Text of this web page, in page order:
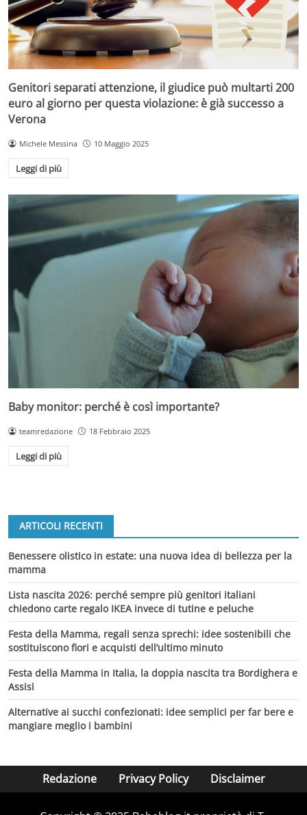
Genitori separati attenzione, il giudice può multarti 200
euro al giorno per questa violazione: è già successo a
Verona
Michele Messina 10 Maggio 2025
Leggi di più
Baby monitor: perché è così importante?
teamredazione 18 Febbraio 2025
Leggi di più
ARTICOLI RECENTI
Benessere olistico in estate: una nuova idea di bellezza per la
mamma
Lista nascita 2026: perché sempre più genitori italiani
chiedono carte regalo IKEA invece di tutine e peluche
Festa della Mamma, regali senza sprechi: idee sostenibili che
sostituiscono fiori e acquisti dell’ultimo minuto
Festa della Mamma in Italia, la doppia nascita tra Bordighera e
Assisi
Alternative ai succhi confezionati: idee semplici per far bere e
mangiare meglio i bambini
Redazione Privacy Policy Disclaimer